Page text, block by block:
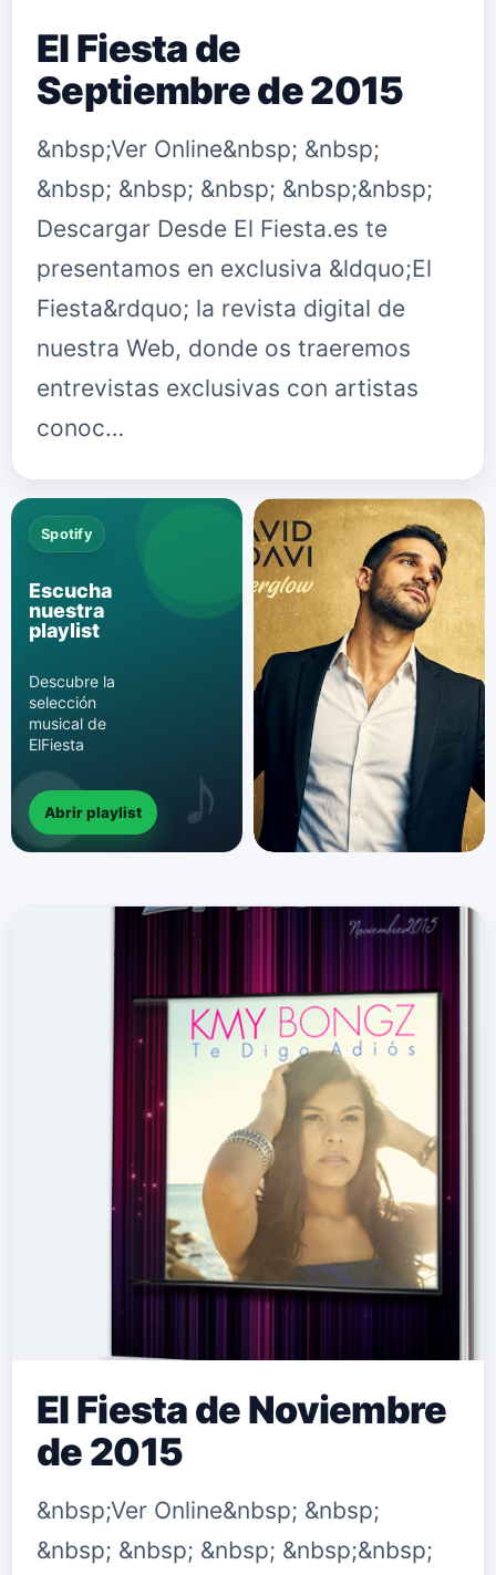
El Fiesta de
Septiembre de 2015
&nbsp;Ver Online&nbsp; &nbsp;
&nbsp; &nbsp; &nbsp; &nbsp;&nbsp;
Descargar Desde El Fiesta.es te
presentamos en exclusiva &ldquo;El
Fiesta&rdquo; la revista digital de
nuestra Web, donde os traeremos
entrevistas exclusivas con artistas
conoc…
Spotify
Escucha
nuestra
playlist
Descubre la
selección
musical de
ElFiesta
Abrir playlist
El Fiesta de Noviembre
de 2015
&nbsp;Ver Online&nbsp; &nbsp;
&nbsp; &nbsp; &nbsp; &nbsp;&nbsp;